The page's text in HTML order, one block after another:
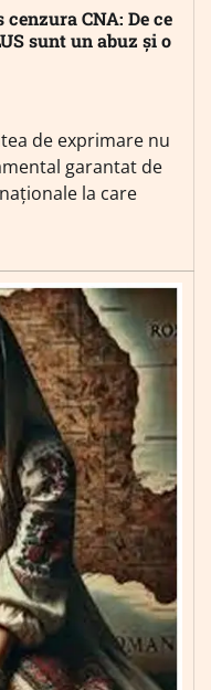
CNA: De ce
sunt un abuz și o
de exprimare nu
garantat de
la care